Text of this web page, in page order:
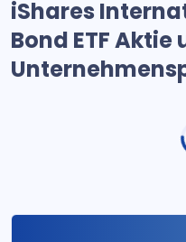
iShares
Bond ETF Aktie